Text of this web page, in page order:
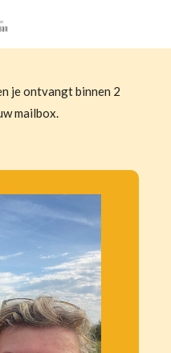
je ontvangt binnen 2
mailbox.